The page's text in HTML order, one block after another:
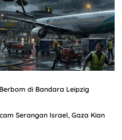
di Bandara Leipzig
Serangan Israel, Gaza Kian